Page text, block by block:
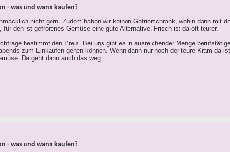
- was und wann kaufen?
nicht gern. Zudem haben wir keinen Gefrierschrank, wohin dann mit
für den ist gefrorenes Gemüse eine gute Alternative. Frisch ist da oft teurer.
bestimmt den Preis. Bei uns gibt es in ausreichender Menge
zum Einkaufen gehen können. Wenn dann nur noch der teure Kram da
Da geht dann auch das weg.
- was und wann kaufen?